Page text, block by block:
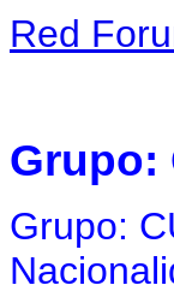
Red
Grupo:
Grupo: